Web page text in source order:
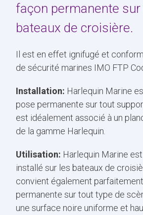
façon permanente sur
bateaux de croisière.
Il est en effet ignifugé et
de sécurité marines IMO FTP
Installation: Harlequin Marine
pose permanente sur tout
est idéalement associé à un
de la gamme Harlequin.
Utilisation: Harlequin Marine
installé sur les bateaux de
convient également
permanente sur tout type de
une surface noire uniforme et